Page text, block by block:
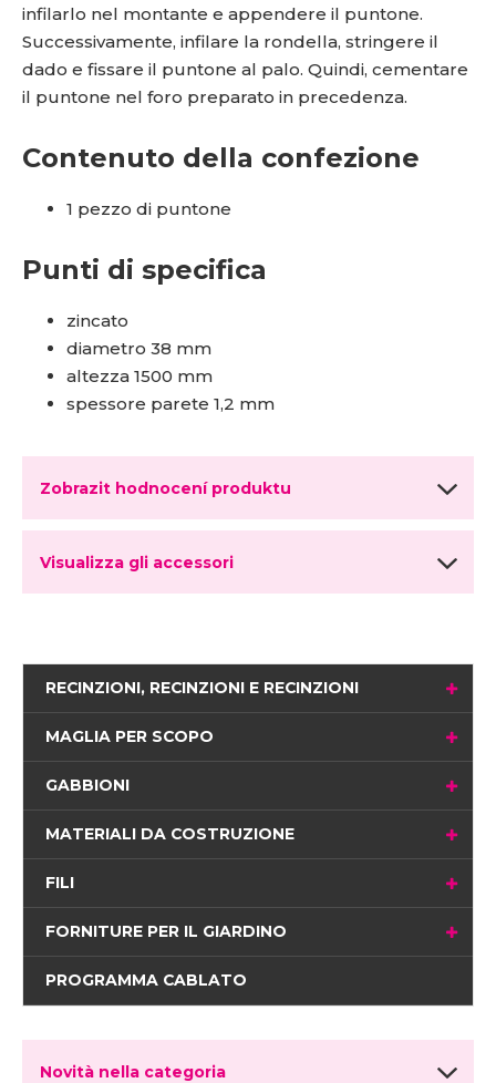
infilarlo nel montante e appendere il puntone.
Successivamente, infilare la rondella, stringere il
dado e fissare il puntone al palo. Quindi, cementare
il puntone nel foro preparato in precedenza.
Contenuto della confezione
1 pezzo di puntone
Punti di specifica
zincato
diametro 38 mm
altezza 1500 mm
spessore parete 1,2 mm
Zobrazit hodnocení produktu
Visualizza gli accessori
RECINZIONI, RECINZIONI E RECINZIONI
MAGLIA PER SCOPO
GABBIONI
MATERIALI DA COSTRUZIONE
FILI
FORNITURE PER IL GIARDINO
PROGRAMMA CABLATO
Novità nella categoria